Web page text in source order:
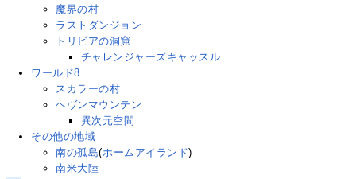
魔界の村
ラストダンジョン
トリビアの洞窟
チャレンジャーズキャッスル
ワールド8
スカラーの村
ヘヴンマウンテン
異次元空間
その他の地域
南の孤島(ホームアイランド)
南米大陸